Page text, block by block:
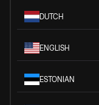
DUTCH
ENGLISH
ESTONIAN